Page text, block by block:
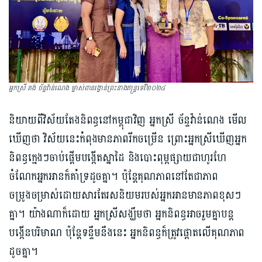
អ្នកស្រី គង់ ច័ន្ទវ៉ាន់ណេង ម្ចាស់ពានរង្វាន់ព្រះនាងឥន្រ្ទទេវី២០២៤
និយាយពីវិស័យ​តែងនិពន្ធ​នៅ​កម្ពុជាវិញ អ្នកស្រី ច័ន្ទវ៉ាន់ណេង ​មើល
ឃើញថា វិស័យនេះកំពុង​មានភាពរីកចម្រើន ព្រោះអ្នកស្រីឃើញអ្នក
និពន្ធក្មេងៗចាប់ផ្ដើមបង្កើតស្នាដៃ និងបោះពុម្ពផ្សាយជាហូរហែ
ចំណែកអ្នកអានក៏គាំទ្រដូចគ្នា។ ប៉ុន្តែគុណភាពនៅតែជាភាព
ចម្រូងចម្រាស់ដោយសារតែរសនិយមរបស់អ្នកអានមានភាពខុសៗ
គ្នា។ យ៉ាងណាក៏ដោយ អ្នកស្រីសង្ឃឹមថា អ្នកនិពន្ធអាចរួមគ្នាបន្ត
បង្កើនបរិមាណ ប៉ុន្តែទន្ទឹមនឹងនេះ អ្នកនិពន្ធក៏ត្រូវផ្ដោតលើគុណភាព
ដូចគ្នា។